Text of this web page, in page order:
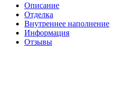
Описание
Отделка
Внутреннее наполнение
Информация
Отзывы